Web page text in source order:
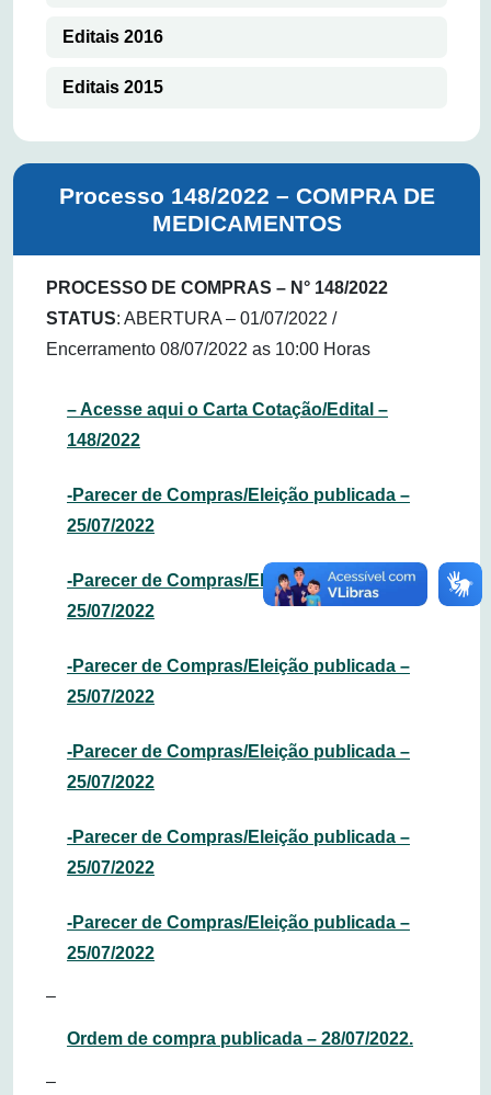
Editais 2016
Editais 2015
Processo 148/2022 – COMPRA DE
MEDICAMENTOS
PROCESSO DE COMPRAS – N° 148/2022
STATUS: ABERTURA – 01/07/2022 /
Encerramento 08/07/2022 as 10:00 Horas
– Acesse aqui o Carta Cotação/Edital –
148/2022
-Parecer de Compras/Eleição publicada –
25/07/2022
-Parecer de Compras/Eleição publicada –
25/07/2022
-Parecer de Compras/Eleição publicada –
25/07/2022
-Parecer de Compras/Eleição publicada –
25/07/2022
-Parecer de Compras/Eleição publicada –
25/07/2022
-Parecer de Compras/Eleição publicada –
25/07/2022
–
Ordem de compra publicada – 28/07/2022.
–